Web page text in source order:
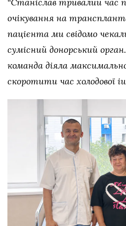
очікування на
пацієнта ми свідомо
сумісний донорський
команда діяла
скоротити час холодової